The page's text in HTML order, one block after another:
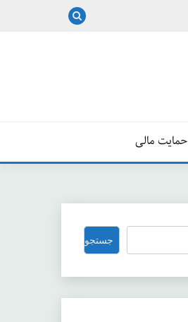
حمایت مالی
جستجو